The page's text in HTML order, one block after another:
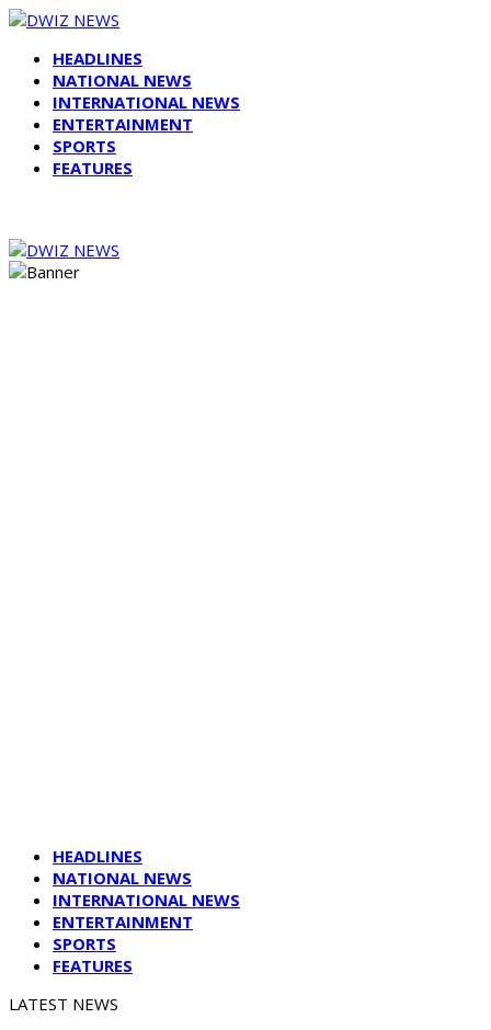
HEADLINES
NATIONAL NEWS
INTERNATIONAL NEWS
ENTERTAINMENT
SPORTS
FEATURES
HEADLINES
NATIONAL NEWS
INTERNATIONAL NEWS
ENTERTAINMENT
SPORTS
FEATURES
LATEST NEWS